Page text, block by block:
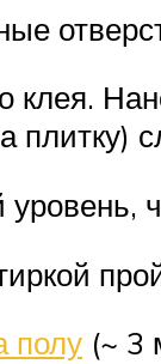
клея.
плитку)
полу (~ 3